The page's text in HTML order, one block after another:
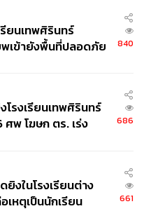
AUTHOR
ษ์
เส้นทางใหม่ในประเทศญี่ปุ่น
รียนเทพศิรินทร์
เข้ายังพื้นที่ปลอดภัย
840
โรงเรียนเทพศิรินทร์
พ โฆษก ตร. เร่ง
686
ยิงในโรงเรียนต่าง
เหตุเป็นนักเรียน
661